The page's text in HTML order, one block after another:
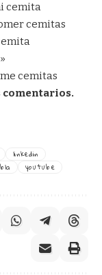
cemita
cemitas
cemitas
comentarios.
linkedin
youtube